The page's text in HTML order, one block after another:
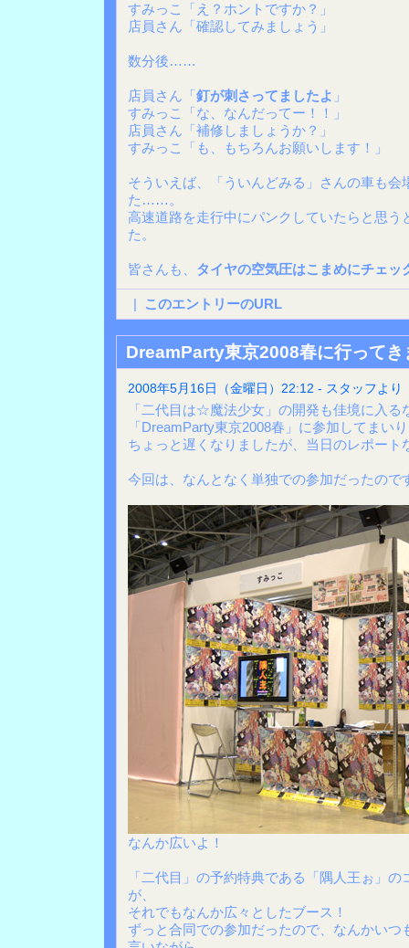
すみっこ「え？ホントですか？」
店員さん「確認してみましょう」
数分後……
店員さん「釘が刺さってましたよ 」
すみっこ「な、なんだってー！！」
店員さん「補修しましょうか？」
すみっこ「も、もちろんお願いします！」
そういえば、「ういんどみる」さんの車も会
た……。
高速道路を走行中にパンクしていたらと思
た。
皆さんも、 タイヤの空気圧はこまめにチェッ
| このエントリーのURL
DreamParty東京2008春に行ってき
2008年5月16日（金曜日）22:12 - スタッフより
「二代目は☆魔法少女」の開発も佳境に入る
「DreamParty東京2008春」に参加してまい
ちょっと遅くなりましたが、当日のレポート
今回は、なんとなく単独での参加だったの
なんか広いよ！
「二代目」の予約特典である「隅人王ぉ」
が、
それでもなんか広々としたブース！
ずっと合同での参加だったので、なんかいつ